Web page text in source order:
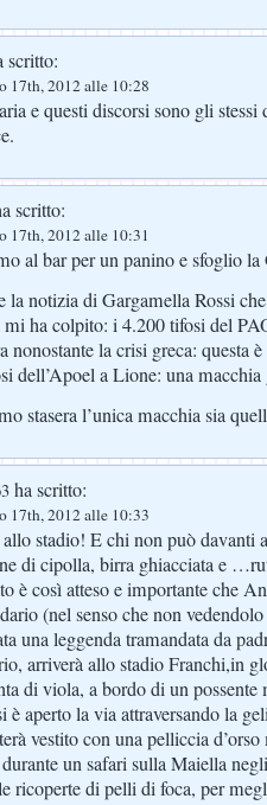
scritto:
17th, 2012 alle 10:28
e questi discorsi sono gli
scritto:
17th, 2012 alle 10:31
al bar per un panino e sfoglio
la notizia di Gargamella Rossi
ha colpito: i 4.200 tifosi del
nonostante la crisi greca: questa
dell’Apoel a Lione: una
stasera l’unica macchia sia
ha scritto:
17th, 2012 alle 10:33
stadio! E chi non può davanti
di cipolla, birra ghiacciata e
è così atteso e importante che
(nel senso che non
una leggenda tramandata da
arriverà allo stadio Franchi,in
di viola, a bordo di un possente
è aperto la via attraversando la
vestito con una pelliccia
un safari sulla Maiella
ricoperte di pelli di foca, per